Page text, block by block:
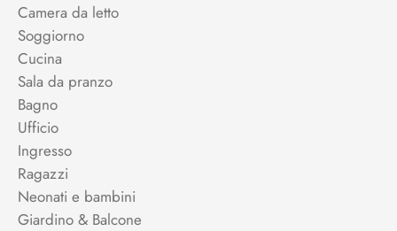
Camera da letto
Soggiorno
Cucina
Sala da pranzo
Bagno
Ufficio
Ingresso
Ragazzi
Neonati e bambini
Giardino & Balcone